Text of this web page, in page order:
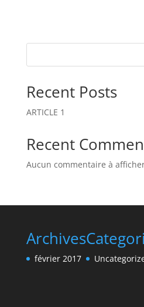
i
e
Recent Posts
ARTICLE 1
Recent
Aucun commentaire à
Archives
février 2017